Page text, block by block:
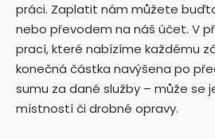
práci. Zaplatit nám můžete
nebo převodem na náš účet. V
prací, které nabízíme každému
konečná částka navýšena po
sumu za dané služby – může se
místností či drobné opravy.